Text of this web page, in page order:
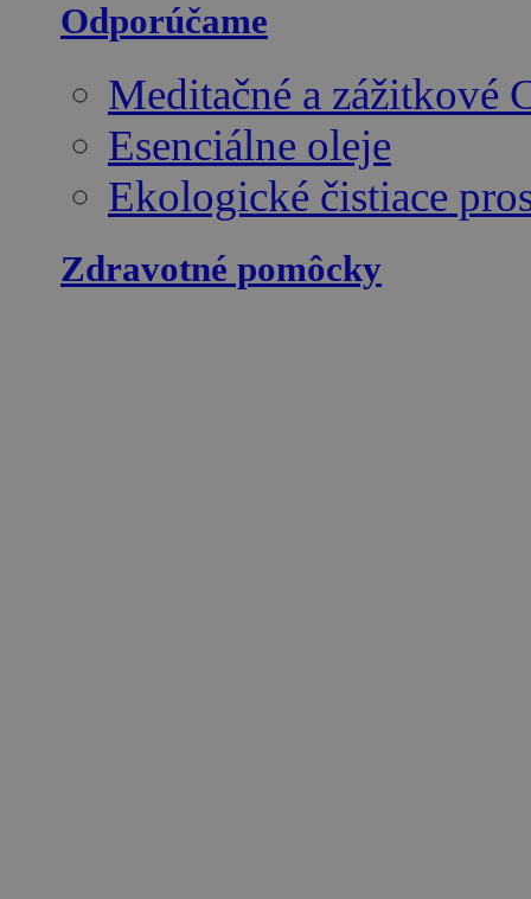
Odporúčame
Meditačné a zážitkové
Esenciálne oleje
Ekologické čistiace
Zdravotné pomôcky